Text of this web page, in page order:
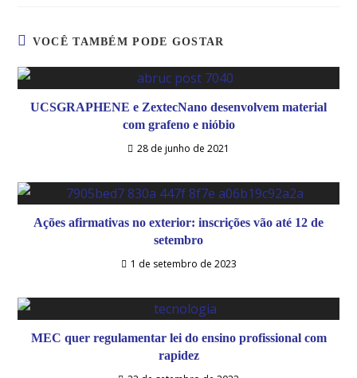
VOCÊ TAMBÉM PODE GOSTAR
UCSGRAPHENE e ZextecNano desenvolvem material
com grafeno e nióbio
28 de junho de 2021
Ações afirmativas no exterior: inscrições vão até 12 de
setembro
1 de setembro de 2023
MEC quer regulamentar lei do ensino profissional com
rapidez